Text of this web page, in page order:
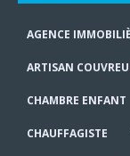
AGENCE
ARTISAN
CHAMBRE ENFANT
CHAUFFAGISTE